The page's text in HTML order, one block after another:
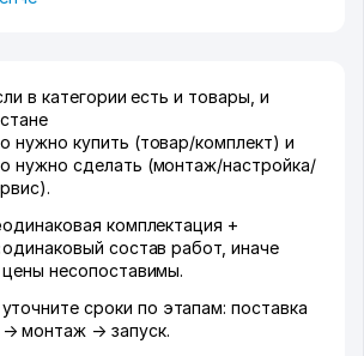
в категории есть и товары, и
нужно купить (товар/комплект) и
нужно сделать (монтаж/настройка/
одинаковая комплектация +
одинаковый состав работ, иначе
цены несопоставимы.
уточните сроки по этапам: поставка
→ монтаж → запуск.